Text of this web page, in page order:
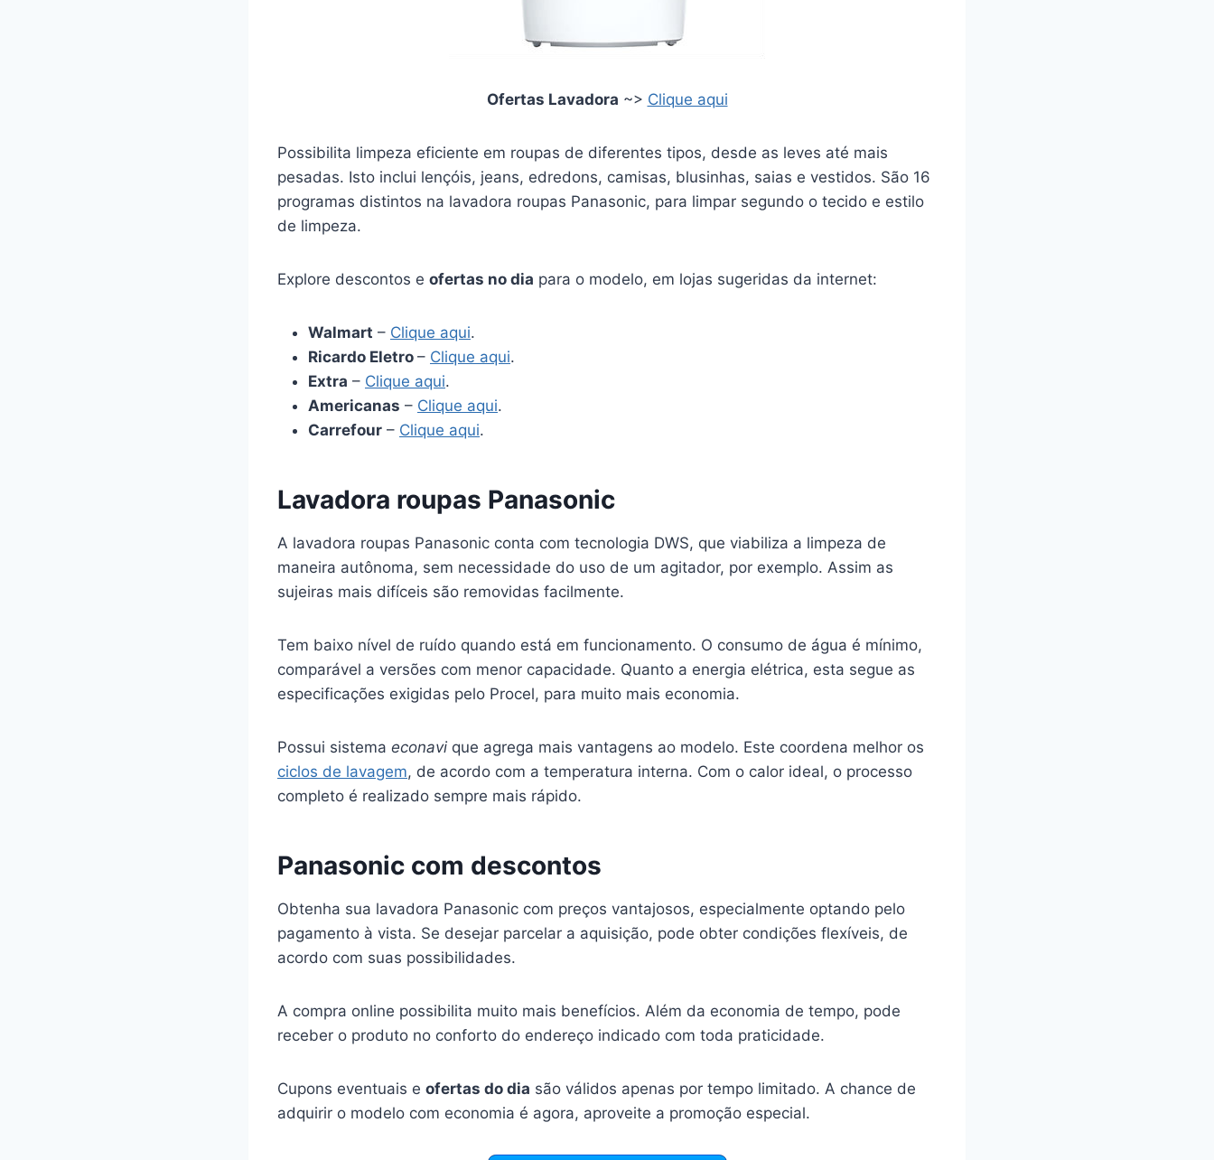
Ofertas Lavadora ~> Clique aqui
Possibilita limpeza eficiente em roupas de diferentes tipos, desde as leves até mais
pesadas. Isto inclui lençóis, jeans, edredons, camisas, blusinhas, saias e vestidos. São 16
programas distintos na lavadora roupas Panasonic, para limpar segundo o tecido e estilo
de limpeza.
Explore descontos e ofertas no dia para o modelo, em lojas sugeridas da internet:
Walmart – Clique aqui.
Ricardo Eletro – Clique aqui.
Extra – Clique aqui.
Americanas – Clique aqui.
Carrefour – Clique aqui.
Lavadora roupas Panasonic
A lavadora roupas Panasonic conta com tecnologia DWS, que viabiliza a limpeza de
maneira autônoma, sem necessidade do uso de um agitador, por exemplo. Assim as
sujeiras mais difíceis são removidas facilmente.
Tem baixo nível de ruído quando está em funcionamento. O consumo de água é mínimo,
comparável a versões com menor capacidade. Quanto a energia elétrica, esta segue as
especificações exigidas pelo Procel, para muito mais economia.
Possui sistema econavi que agrega mais vantagens ao modelo. Este coordena melhor os
ciclos de lavagem, de acordo com a temperatura interna. Com o calor ideal, o processo
completo é realizado sempre mais rápido.
Panasonic com descontos
Obtenha sua lavadora Panasonic com preços vantajosos, especialmente optando pelo
pagamento à vista. Se desejar parcelar a aquisição, pode obter condições flexíveis, de
acordo com suas possibilidades.
A compra online possibilita muito mais benefícios. Além da economia de tempo, pode
receber o produto no conforto do endereço indicado com toda praticidade.
Cupons eventuais e ofertas do dia são válidos apenas por tempo limitado. A chance de
adquirir o modelo com economia é agora, aproveite a promoção especial.